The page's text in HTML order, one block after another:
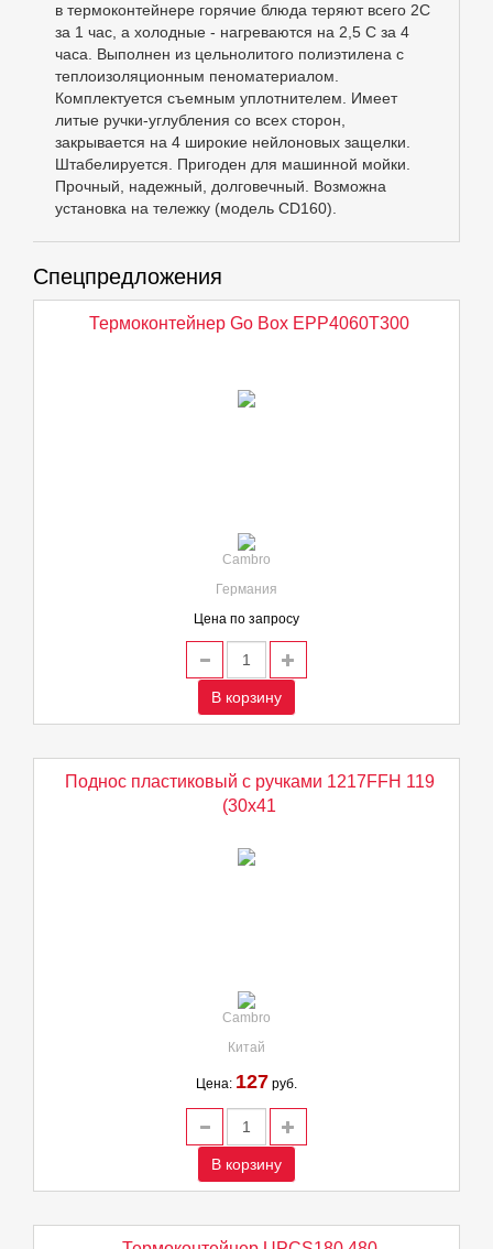
в термоконтейнере горячие блюда теряют всего 2С
за 1 час, а холодные - нагреваются на 2,5 С за 4
часа. Выполнен из цельнолитого полиэтилена с
теплоизоляционным пеноматериалом.
Комплектуется съемным уплотнителем. Имеет
литые ручки-углубления со всех сторон,
закрывается на 4 широкие нейлоновых защелки.
Штабелируется. Пригоден для машинной мойки.
Прочный, надежный, долговечный. Возможна
установка на тележку (модель CD160).
Спецпредложения
Термоконтейнер Go Box EPP4060T300
Cambro
Германия
Цена по запросу
В корзину
Поднос пластиковый с ручками 1217FFH 119
(30х41
Cambro
Китай
Цена: 127 руб.
В корзину